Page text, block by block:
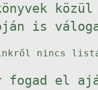
is
nincs
fogad el